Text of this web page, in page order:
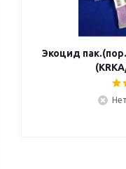
Экоцид